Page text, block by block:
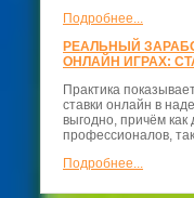
Подробнее...
РЕАЛЬНЫЙ
ОНЛАЙН ИГРАХ:
Практика
ставки онлайн в
выгодно, причём как
профессионалов,
Подробнее...